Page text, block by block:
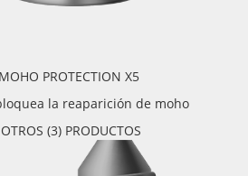
PROTECTION X5
la reaparición de moho
(3) PRODUCTOS